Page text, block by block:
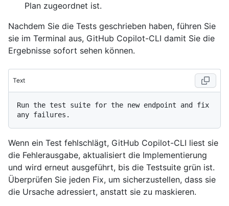
Plan zugeordnet ist.
Nachdem Sie die Tests geschrieben haben, führen Sie
sie im Terminal aus, GitHub Copilot-CLI damit Sie die
Ergebnisse sofort sehen können.
Text
Run the test suite for the new endpoint and fix
Wenn ein Test fehlschlägt, GitHub Copilot-CLI liest sie
die Fehlerausgabe, aktualisiert die Implementierung
und wird erneut ausgeführt, bis die Testsuite grün ist.
Überprüfen Sie jeden Fix, um sicherzustellen, dass sie
die Ursache adressiert, anstatt sie zu maskieren.